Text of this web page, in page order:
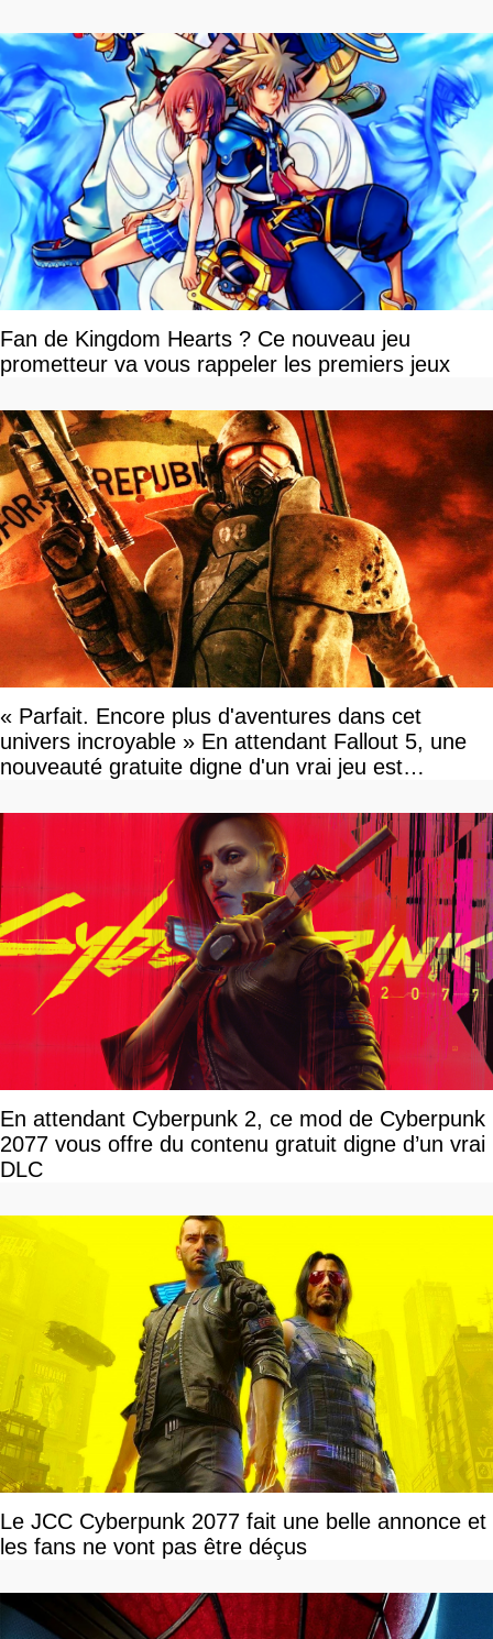
Fan de Kingdom Hearts ? Ce nouveau jeu
prometteur va vous rappeler les premiers jeux
« Parfait. Encore plus d'aventures dans cet
univers incroyable » En attendant Fallout 5, une
nouveauté gratuite digne d'un vrai jeu est
En attendant Cyberpunk 2, ce mod de Cyberpunk
2077 vous offre du contenu gratuit digne d’un vrai
DLC
Le JCC Cyberpunk 2077 fait une belle annonce et
les fans ne vont pas être déçus